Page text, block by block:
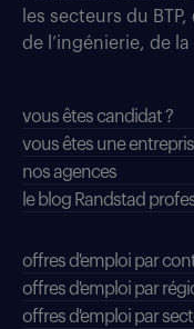
les secteurs du
de l’ingénierie, de
vous êtes candidat ?
vous êtes une
nos agences
le blog Randstad
offres d'emploi par
offres d'emploi par
offres d'emploi par